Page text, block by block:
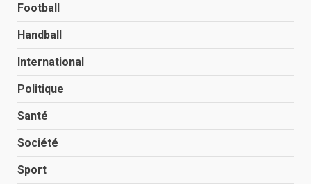
Football
Handball
International
Politique
Santé
Société
Sport